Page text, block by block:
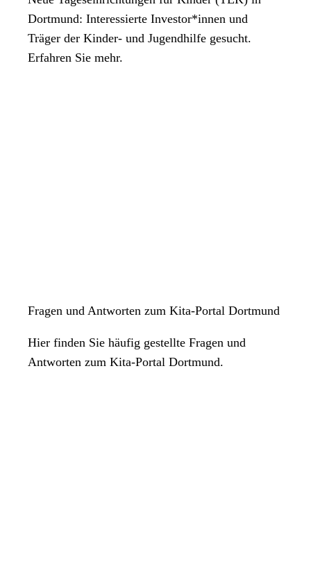
Dienstagnachmittag gibt es zudem an der Missundestr. 2, 44145
Dortmund eine offene Sprechstunde von 13:00 bis 15:00 Uhr.
Dortmund: Interessierte Investor*innen und
Träger der Kinder- und Jugendhilfe gesucht.
Erfahren Sie mehr.
Fragen und Antworten zum Kita-Portal Dortmund
Hier finden Sie häufig gestellte Fragen und
Antworten zum Kita-Portal Dortmund.